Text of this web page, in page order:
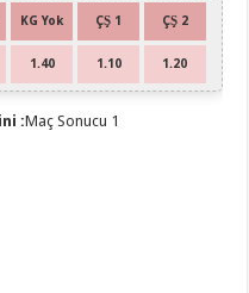
KG Yok ÇŞ 1 ÇŞ 2
1.40 1.10 1.20
:Maç Sonucu 1